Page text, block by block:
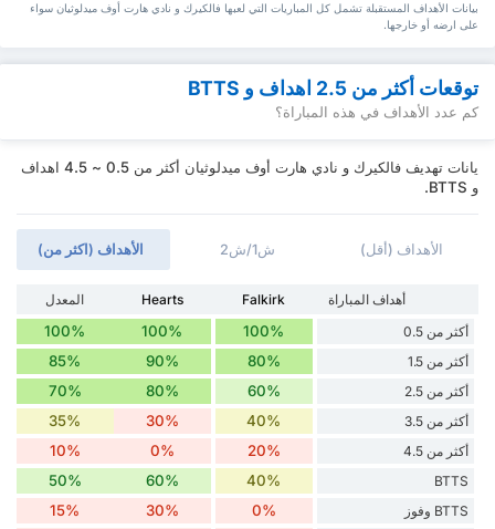
بيانات الأهداف المستقبلة تشمل كل المباريات التي لعبها فالكيرك و نادي هارت أوف ميدلوثيان سواء
‏على ارضه أو خارجها.
توقعات أكثر من 2.5 اهداف و BTTS
كم عدد الأهداف في هذه المباراة؟
يانات تهديف فالكيرك و نادي هارت أوف ميدلوثيان أكثر من 0.5 ~ 4.5 اهداف
و BTTS.
الأهداف (اكثر من) ش1/ش2 الأهداف (أقل)
أهداف المباراة Falkirk
Hearts
المعدل
أكثر من 0.5
100%
100%
100%
أكثر من 1.5 80%
90%
85%
أكثر من 2.5 60%
80%
70%
أكثر من 3.5 40%
30%
35%
أكثر من 4.5 20%
0%
10%
BTTS
40%
60%
50%
BTTS وفوز 0%
30%
15%